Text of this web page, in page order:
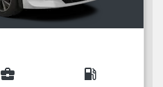
business_center local_gas_station